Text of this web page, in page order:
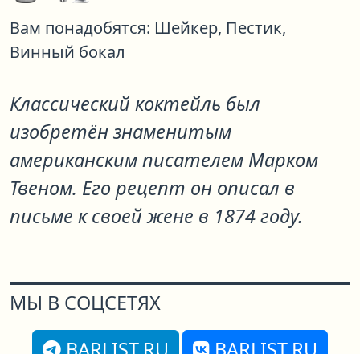
Вам понадобятся: Шейкер, Пестик,
Винный бокал
Классический коктейль был
изобретён знаменитым
американским писателем Марком
Твеном. Его рецепт он описал в
письме к своей жене в 1874 году.
МЫ В СОЦСЕТЯХ